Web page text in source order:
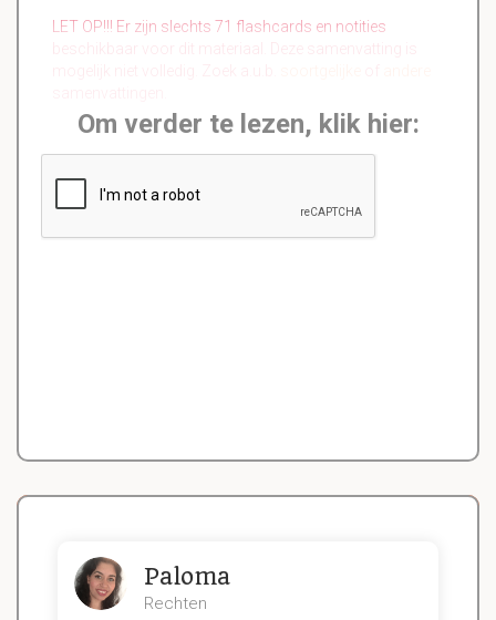
LET OP!!! Er zijn slechts 71 flashcards en notities
beschikbaar voor dit materiaal. Deze samenvatting is
Om verder te lezen, klik hier:
Paloma
Rechten